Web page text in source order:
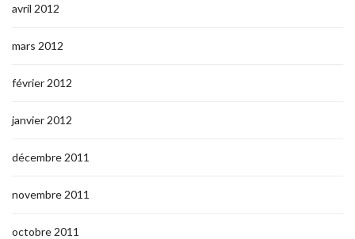
avril 2012
mars 2012
février 2012
janvier 2012
décembre 2011
novembre 2011
octobre 2011